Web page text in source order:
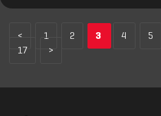
< 1 2 3 4 5
17
>